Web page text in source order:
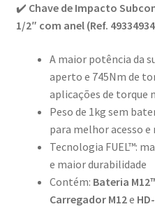
✔️ Chave de Impacto
1/2″ com anel (Ref.
A maior potência da
aperto e 745Nm de
aplicações de torque
Peso de 1kg sem
para melhor acesso
Tecnologia FUEL™:
e maior durabilidade
Contém: Bateria
Carregador M12e